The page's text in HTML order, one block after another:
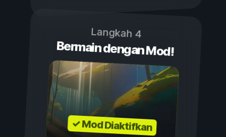
Langkah 4
Bermain dengan Mod!
✓ Mod Diaktifkan